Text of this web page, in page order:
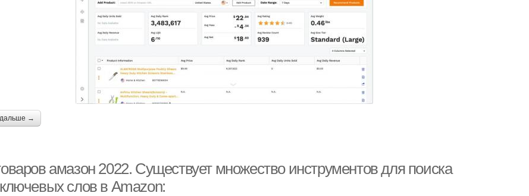
дальше →
амазон 2022. Существует множество инструментов для поиска
слов в Amazon: